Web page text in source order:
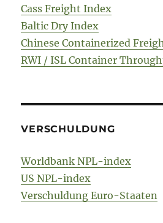
Cass Freight Index
Baltic Dry Index
Chinese Containerized
RWI / ISL Container
VERSCHULDUNG
Worldbank NPL-index
US NPL-index
Verschuldung Euro-Staaten